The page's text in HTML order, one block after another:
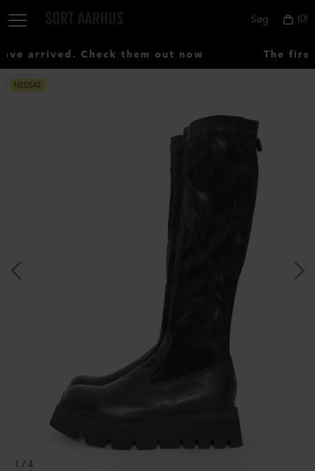
0
Søg
arrived. Check them out now The first
NEDSAT
1 / 4